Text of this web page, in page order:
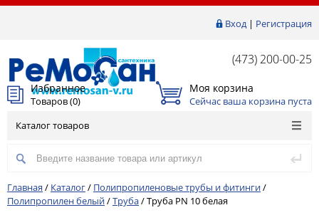
Вход| Регистрация
(473) 200-00-25
Избранное
Товаров (0)
Моя корзина
Сейчас ваша корзина пуста
Каталог товаров
Главная / Каталог/ Полипропиленовые трубы и фитинги/
Полипропилен белый/Труба/Труба PN 10 белая